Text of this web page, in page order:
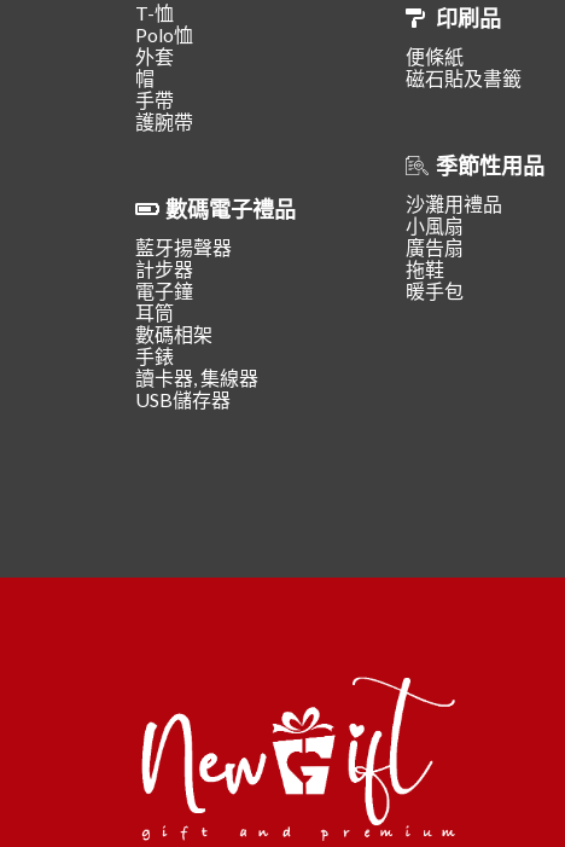
T-恤
Polo恤
外套
帽
手帶
護腕帶
數碼電子禮品
藍牙揚聲器
計步器
電子鐘
耳筒
數碼相架
手錶
讀卡器, 集線器
USB儲存器
印刷品
便條紙
磁石貼及書籤
季節性用品
沙灘用禮品
小風扇
廣告扇
拖鞋
暖手包